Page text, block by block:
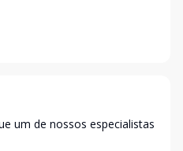
um de nossos especialistas